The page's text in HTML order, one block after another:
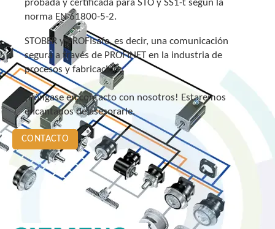
probada y certificada para STO y SS1-t según la
norma EN 61800-5-2.
STOBER y PROFIsafe, es decir, una comunicación
segura a través de PROFINET en la industria de
procesos y fabricación.
¡Póngase en contacto con nosotros! Estaremos
encantados de asesorarle.
CONTACTO